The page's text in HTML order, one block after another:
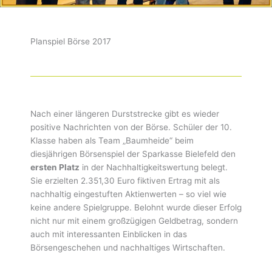
Planspiel Börse 2017
Nach einer längeren Durststrecke gibt es wieder
positive Nachrichten von der Börse. Schüler der 10.
Klasse haben als Team „Baumheide“ beim
diesjährigen Börsenspiel der Sparkasse Bielefeld den
ersten Platz in der Nachhaltigkeitswertung belegt.
Sie erzielten 2.351,30 Euro fiktiven Ertrag mit als
nachhaltig eingestuften Aktienwerten – so viel wie
keine andere Spielgruppe. Belohnt wurde dieser Erfolg
nicht nur mit einem großzügigen Geldbetrag, sondern
auch mit interessanten Einblicken in das
Börsengeschehen und nachhaltiges Wirtschaften.